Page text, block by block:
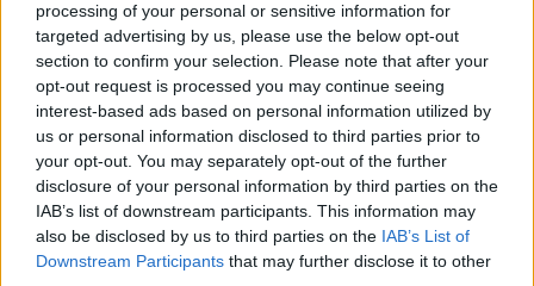
processing of your personal or sensitive information for
targeted advertising by us, please use the below opt-out
section to confirm your selection. Please note that after your
opt-out request is processed you may continue seeing
interest-based ads based on personal information utilized by
us or personal information disclosed to third parties prior to
your opt-out. You may separately opt-out of the further
disclosure of your personal information by third parties on the
IAB’s list of downstream participants. This information may
also be disclosed by us to third parties on the IAB’s List of
Downstream Participants that may further disclose it to other